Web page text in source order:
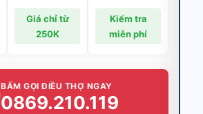
Giá chỉ từ
250K
Kiểm tra
miễn phí
BẤM GỌI ĐIỀU THỢ NGAY
0869.210.119